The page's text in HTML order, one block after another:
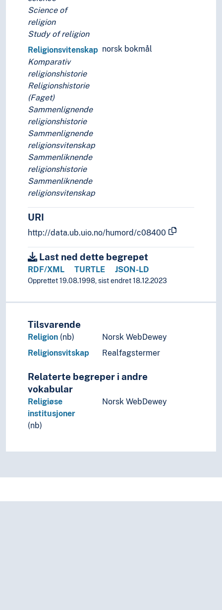
Science of
religion
Study of religion
norsk bokmål
Religionsvitenskap
Komparativ
religionshistorie
Religionshistorie
(Faget)
Sammenlignende
religionshistorie
Sammenlignende
religionsvitenskap
Sammenliknende
religionshistorie
Sammenliknende
religionsvitenskap
URI
http://data.ub.uio.no/humord/c08400
Last ned dette begrepet
RDF/XML TURTLE JSON-LD
Opprettet 19.08.1998, sist endret 18.12.2023
Tilsvarende
Religion (nb)
Norsk WebDewey
Religionsvitskap
Realfagstermer
Relaterte begreper i andre
vokabular
Religiøse
institusjoner
(nb)
Norsk WebDewey